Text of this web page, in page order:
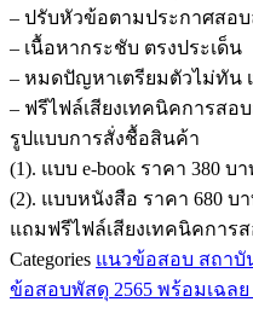
นัก
วิชาการ
พัสดุ
สถาบัน
มะเร็ง
แห่ง
ชาติ
ชิ้น
– ปรับหัวข้อตามประกาศสอ
– เนื้อหากระชับ ตรงประเด็น
– หมดปัญหาเตรียมตัวไม่ทัน
– ฟรีไฟล์เสียงเทคนิคการส
รูปแบบการสั่งชื้อสินค้า
(1). แบบ e-book ราคา 380 บ
(2). แบบหนังสือ ราคา 680 บ
แถมฟรีไฟล์เสียงเทคนิคกา
Categories แนวข้อสอบ สถาบั
ข้อสอบพัสดุ 2565 พร้อมเฉลย